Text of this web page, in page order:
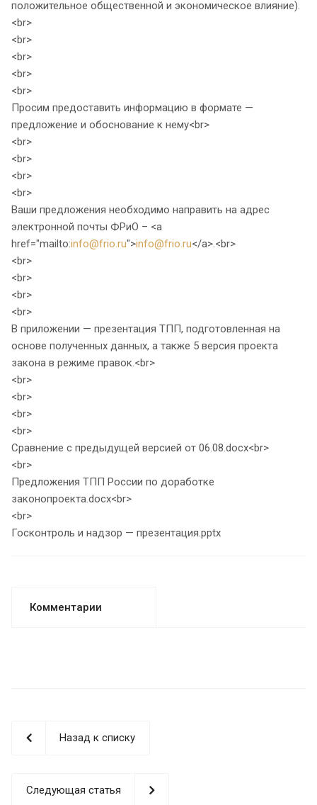
положительное общественной и экономическое влияние).
<br>
<br>
<br>
<br>
<br>
Просим предоставить информацию в формате —
предложение и обоснование к нему<br>
<br>
<br>
<br>
<br>
Ваши предложения необходимо направить на адрес
электронной почты ФРиО – <a
href="mailto:info@frio.ru">info@frio.ru</a>.<br>
<br>
<br>
<br>
<br>
В приложении — презентация ТПП, подготовленная на
основе полученных данных, а также 5 версия проекта
закона в режиме правок.<br>
<br>
<br>
<br>
<br>
Сравнение с предыдущей версией от 06.08.docx<br>
<br>
Предложения ТПП России по доработке
законопроекта.docx<br>
<br>
Госконтроль и надзор — презентация.pptx
Комментарии
Назад к списку
Следующая статья